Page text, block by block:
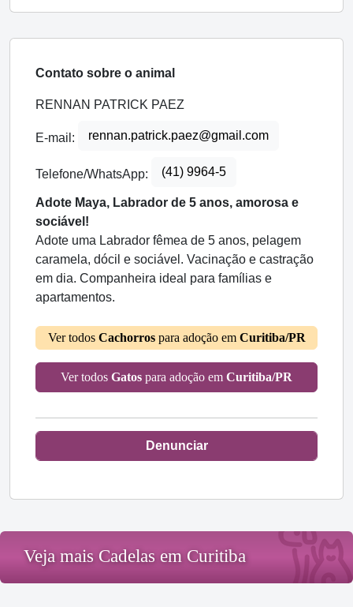
Contato sobre o animal
RENNAN PATRICK PAEZ
E-mail: rennan.patrick.paez@gmail.com
Telefone/WhatsApp: (41) 9964-5
Adote Maya, Labrador de 5 anos, amorosa e
sociável!
Adote uma Labrador fêmea de 5 anos, pelagem
caramela, dócil e sociável. Vacinação e castração
em dia. Companheira ideal para famílias e
apartamentos.
Ver todos Cachorrospara adoção em Curitiba/PR
Ver todos Gatos para adoção em Curitiba/PR
Denunciar
Veja mais Cadelas em Curitiba